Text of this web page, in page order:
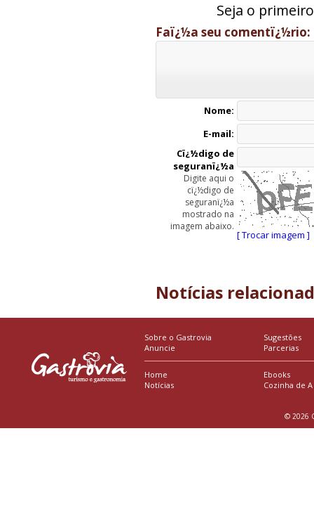
Seja o
Faï¿½a seu comentï¿½rio:
Nome:
E-mail:
Cï¿½digo de
seguranï¿½a
Digite aqui o
cï¿½digo de
seguranï¿½a
mostrado na
imagem abaixo.
[ Trocar imagem ]
Notícias
Sobre o Gastrovia
Anuncie
Sugestões
Parcerias
Home
Notícias
Ebooks
Cozinha de A
© 2026